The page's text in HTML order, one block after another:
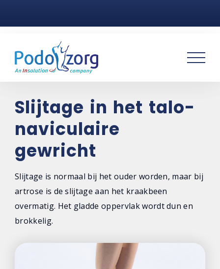
Voetklachten
Podotherapie
Praktijken
Over ons
Contact
Slijtage in het talo-
naviculaire
gewricht
Slijtage is normaal bij het ouder worden, maar bij
artrose is de slijtage aan het kraakbeen
overmatig. Het gladde oppervlak wordt dun en
brokkelig.